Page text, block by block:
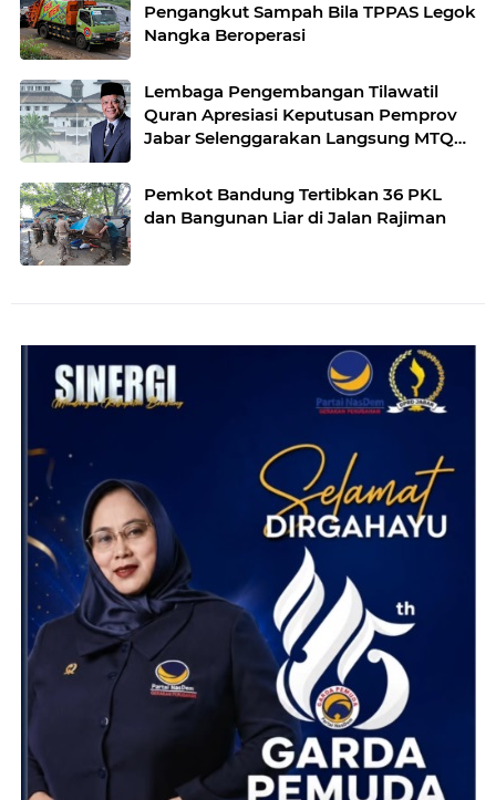
Pengangkut Sampah Bila TPPAS Legok
Nangka Beroperasi
Lembaga Pengembangan Tilawatil
Quran Apresiasi Keputusan Pemprov
Jabar Selenggarakan Langsung MTQ
Pemkot Bandung Tertibkan 36 PKL
dan Bangunan Liar di Jalan Rajiman